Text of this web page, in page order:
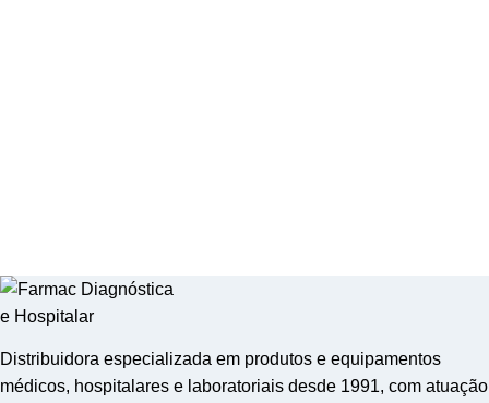
Distribuidora especializada em produtos e equipamentos
médicos, hospitalares e laboratoriais desde 1991, com atuação